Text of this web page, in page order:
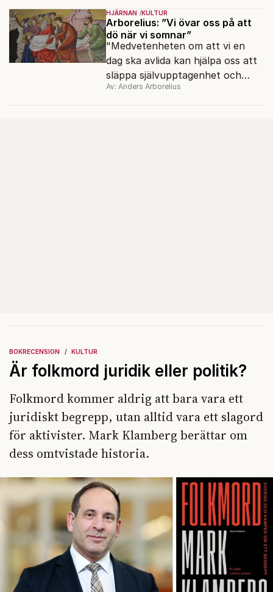
den?
HJÄRNAN KULTUR
Arborelius: ”Vi övar oss på att
dö när vi somnar”
"Medvetenheten om att vi en
dag ska avlida kan hjälpa oss att
släppa självupptagenhet och
småaktighet. Andra människor
Av: Anders Arborelius
BOKRECENSION KULTUR
Är folkmord juridik eller politik?
Folkmord kommer aldrig att bara vara ett
juridiskt begrepp, utan alltid vara ett slagord
för aktivister. Mark Klamberg berättar om
dess omtvistade historia.